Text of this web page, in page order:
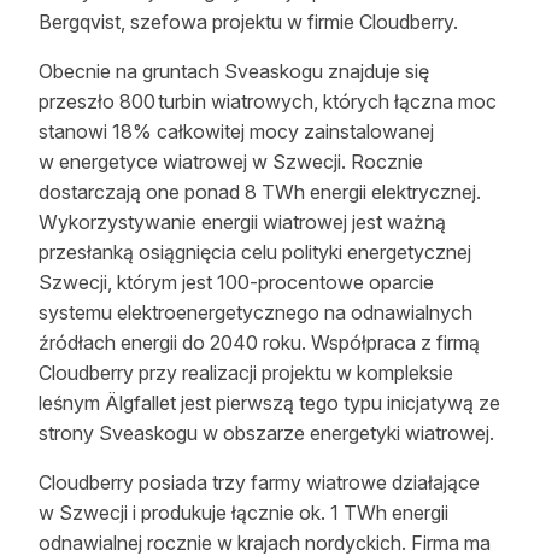
Bergqvist, szefowa projektu w firmie Cloudberry.
Obecnie na gruntach Sveaskogu znajduje się
przeszło 800 turbin wiatrowych, których łączna moc
stanowi 18% całkowitej mocy zainstalowanej
w energetyce wiatrowej w Szwecji. Rocznie
dostarczają one ponad 8 TWh energii elektrycznej.
Wykorzystywanie energii wiatrowej jest ważną
przesłanką osiągnięcia celu polityki energetycznej
Szwecji, którym jest 100-procentowe oparcie
systemu elektroenergetycznego na odnawialnych
źródłach energii do 2040 roku. Współpraca z firmą
Cloudberry przy realizacji projektu w kompleksie
leśnym Älgfallet jest pierwszą tego typu inicjatywą ze
strony Sveaskogu w obszarze energetyki wiatrowej.
Cloudberry posiada trzy farmy wiatrowe działające
w Szwecji i produkuje łącznie ok. 1 TWh energii
odnawialnej rocznie w krajach nordyckich. Firma ma